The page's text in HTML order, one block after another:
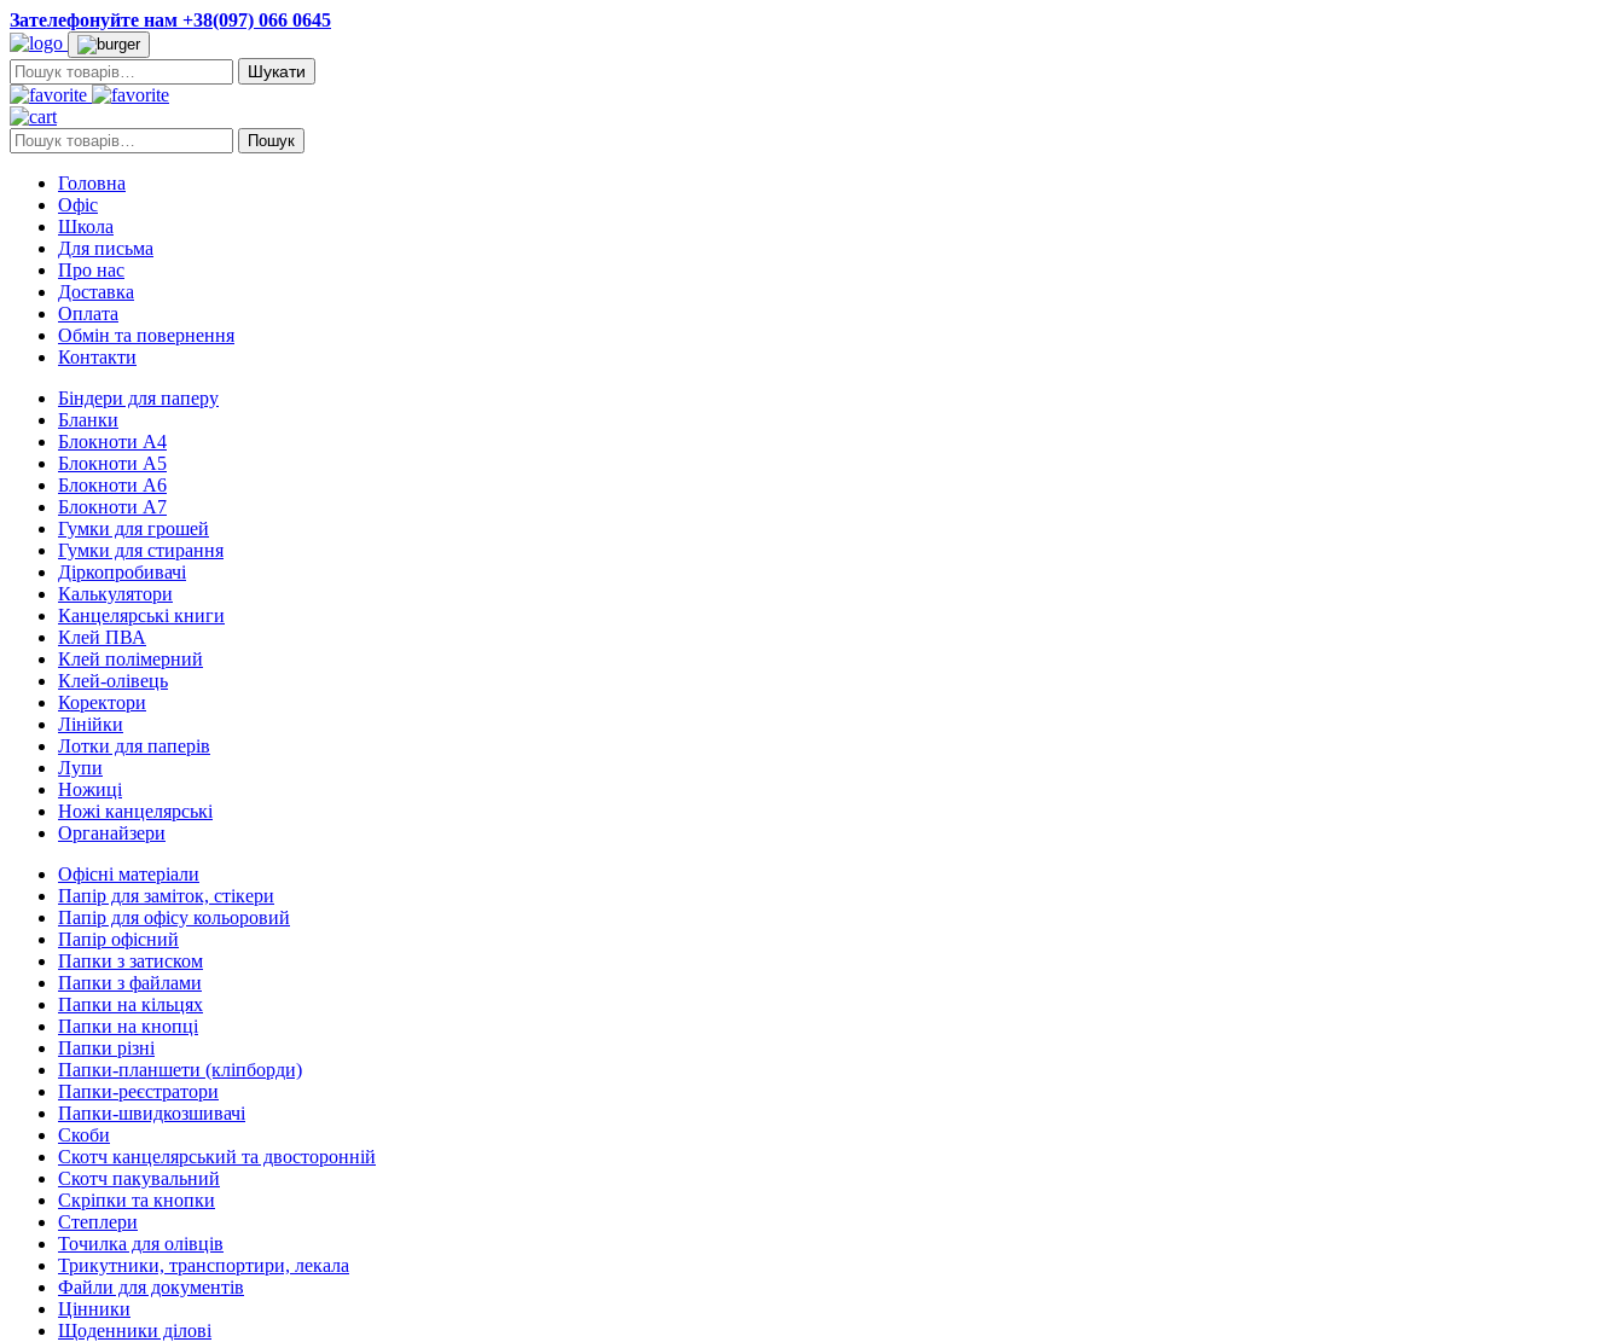
Зателефонуйте нам +38(097) 066 0645
Пошук:
Пошук: Пошук
Головна
Офіс
Школа
Для письма
Про нас
Доставка
Оплата
Обмін та повернення
Контакти
Біндери для паперу
Бланки
Блокноти А4
Блокноти А5
Блокноти А6
Блокноти А7
Гумки для грошей
Гумки для стирання
Діркопробивачі
Калькулятори
Канцелярські книги
Клей ПВА
Клей полімерний
Клей-олівець
Коректори
Лінійки
Лотки для паперів
Лупи
Ножиці
Ножі канцелярські
Органайзери
Офісні матеріали
Папір для заміток, стікери
Папір для офісу кольоровий
Папір офісний
Папки з затиском
Папки з файлами
Папки на кільцях
Папки на кнопці
Папки різні
Папки-планшети (кліпборди)
Папки-реєстратори
Папки-швидкозшивачі
Скоби
Скотч канцелярський та двосторонній
Скотч пакувальний
Скріпки та кнопки
Степлери
Точилка для олівців
Трикутники, транспортири, лекала
Файли для документів
Цінники
Щоденники ділові